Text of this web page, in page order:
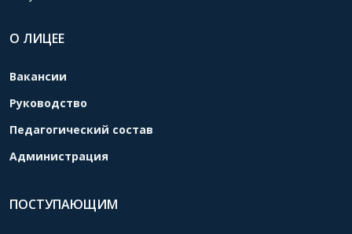
О ЛИЦЕЕ
Вакансии
Руководство
Педагогический состав
Администрация
ПОСТУПАЮЩИМ